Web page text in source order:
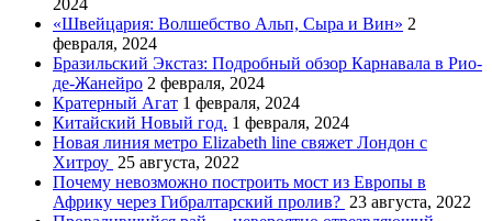
2024
«Швейцария: Волшебство Альп, Сыра и Вин» 2
февраля, 2024
Бразильский Экстаз: Подробный обзор Карнавала в Рио-
де-Жанейро 2 февраля, 2024
Кратерный Агат 1 февраля, 2024
Китайский Новый год. 1 февраля, 2024
Новая линия метро Elizabeth line свяжет Лондон с
Хитроу 25 августа, 2022
Почему невозможно построить мост из Европы в
Африку через Гибралтарский пролив? 23 августа, 2022